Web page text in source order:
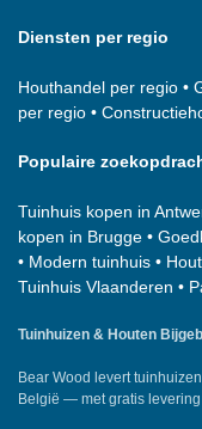
Diensten per regio
Houthandel per regio •
per regio •
Populaire
Tuinhuis kopen in
kopen in Brugge •
• Modern tuinhuis •
Tuinhuis Vlaanderen •
Tuinhuizen & Houten
Bear Wood levert
België — met gratis